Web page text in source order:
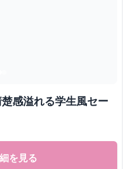
感溢れる学生風セー
を見る